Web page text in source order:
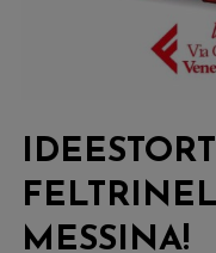
MESSINA!